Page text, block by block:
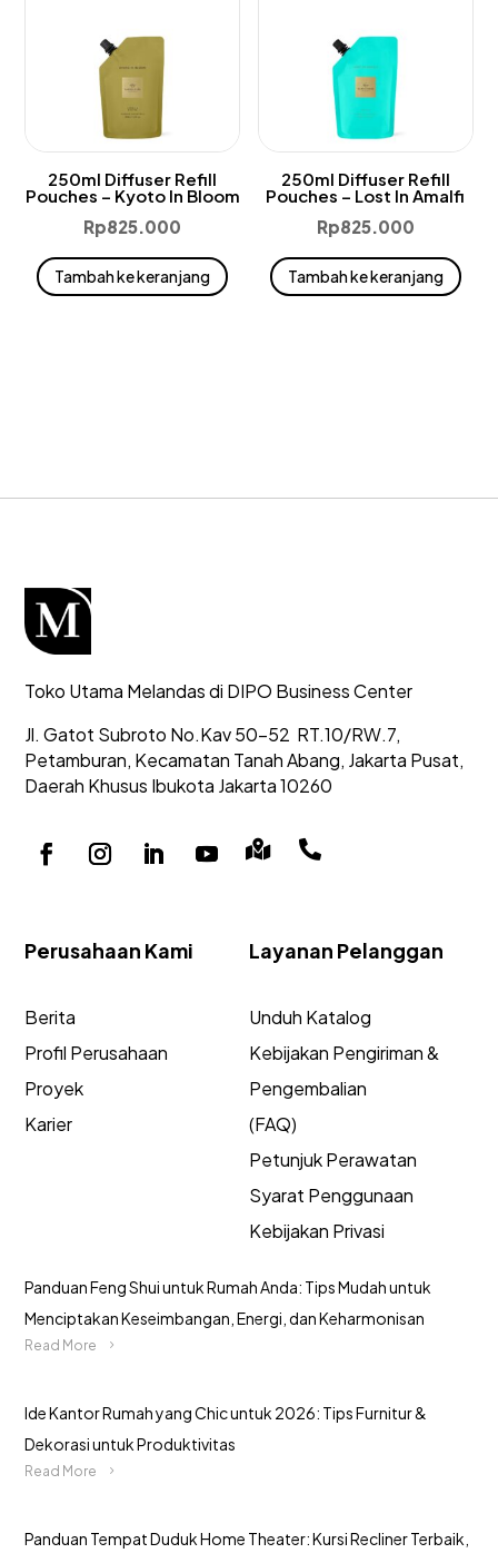
250ml Diffuser Refill
Pouches – Kyoto In Bloom
Rp825.000
Tambah ke keranjang
250ml Diffuser Refill
Pouches – Lost In Amalfi
Rp825.000
Tambah ke keranjang
Toko Utama Melandas di DIPO Business Center
Jl. Gatot Subroto No.Kav 50-52 RT.10/RW.7,
Petamburan, Kecamatan Tanah Abang, Jakarta Pusat,
Daerah Khusus Ibukota Jakarta 10260
 
Perusahaan Kami
Berita
Profil Perusahaan
Proyek
Karier
Layanan Pelanggan
Unduh Katalog
Kebijakan Pengiriman &
Pengembalian
(FAQ)
Petunjuk Perawatan
Syarat Penggunaan
Kebijakan Privasi
Panduan Feng Shui untuk Rumah Anda: Tips Mudah untuk
Menciptakan Keseimbangan, Energi, dan Keharmonisan
Read More
Ide Kantor Rumah yang Chic untuk 2026: Tips Furnitur &
Dekorasi untuk Produktivitas
Read More
Panduan Tempat Duduk Home Theater: Kursi Recliner Terbaik,